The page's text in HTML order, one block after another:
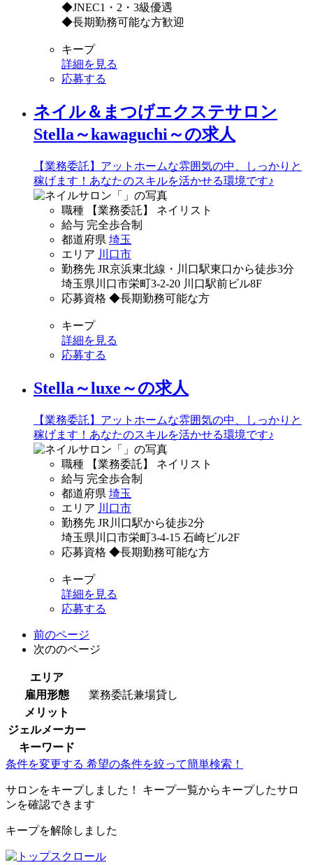
◆JNEC1・2・3級優遇
◆長期勤務可能な方歓迎
キープ
詳細を見る
応募する
ネイル＆まつげエクステサロン
Stella～kawaguchi～の求人
【業務委託】アットホームな雰囲気の中、しっかりと
稼げます！あなたのスキルを活かせる環境です♪
職種
【業務委託】 ネイリスト
給与 完全歩合制
都道府県 埼玉
エリア 川口市
勤務先 JR京浜東北線・川口駅東口から徒歩3分
埼玉県川口市栄町3-2-20 川口駅前ビル8F
応募資格 ◆長期勤務可能な方
キープ
詳細を見る
応募する
Stella～luxe～の求人
【業務委託】アットホームな雰囲気の中、しっかりと
稼げます！あなたのスキルを活かせる環境です♪
職種
【業務委託】 ネイリスト
給与 完全歩合制
都道府県 埼玉
エリア 川口市
勤務先 JR川口駅から徒歩2分
埼玉県川口市栄町3-4-15 石崎ビル2F
応募資格 ◆長期勤務可能な方
キープ
詳細を見る
応募する
前のページ
次ののページ
エリア
雇用形態
業務委託兼場貸し
メリット
ジェルメーカー
キーワード
条件を変更する 希望の条件を絞って簡単検索！
サロンをキープしました！ キープ一覧からキープしたサロ
ンを確認できます
キープを解除しました